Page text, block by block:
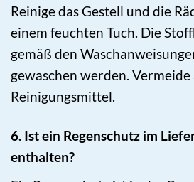
Reinige das Gestell und die
einem feuchten Tuch. Die
gemäß den
gewaschen werden. Vermeide
Reinigungsmittel.
6. Ist ein Regenschutz im
enthalten?